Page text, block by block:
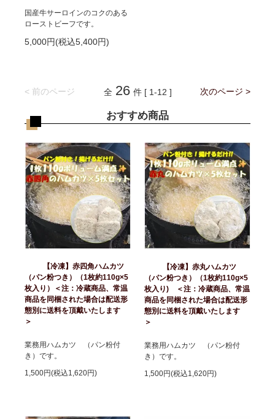
国産牛サーロインのコクのある
ローストビーフです。
5,000円(税込5,400円)
< 前のページ 次のページ >
全 26 件 [ 1-12 ]
おすすめ商品
【冷凍】赤四角ハムカツ
（パン粉つき）（1枚約110g×5
枚入り）＜注：冷蔵商品、常温
商品を同梱された場合は配送形
態別に送料を頂戴いたします
＞
業務用ハムカツ （パン粉付
き）です。
1,500円(税込1,620円)
【冷凍】赤丸ハムカツ
（パン粉つき）（1枚約110g×5
枚入り) ＜注：冷蔵商品、常温
商品を同梱された場合は配送形
態別に送料を頂戴いたします
＞
業務用ハムカツ （パン粉付
き）です。
1,500円(税込1,620円)